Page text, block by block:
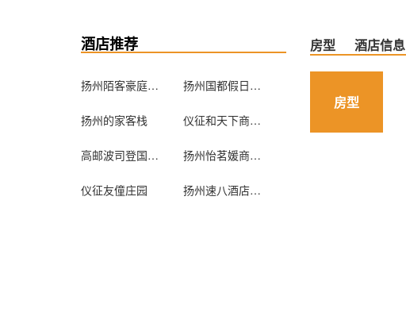
酒店推荐
扬州陌客豪庭旅店雅官人巷店 扬州国都假日酒店(万达广场店)
扬州的家客栈 仪征和天下商务宾馆
高邮波司登国际开元名庭大酒店 扬州怡茗媛商务宾馆
仪征友僮庄园 扬州速八酒店龙川大桥店
房型 酒店信息
房型